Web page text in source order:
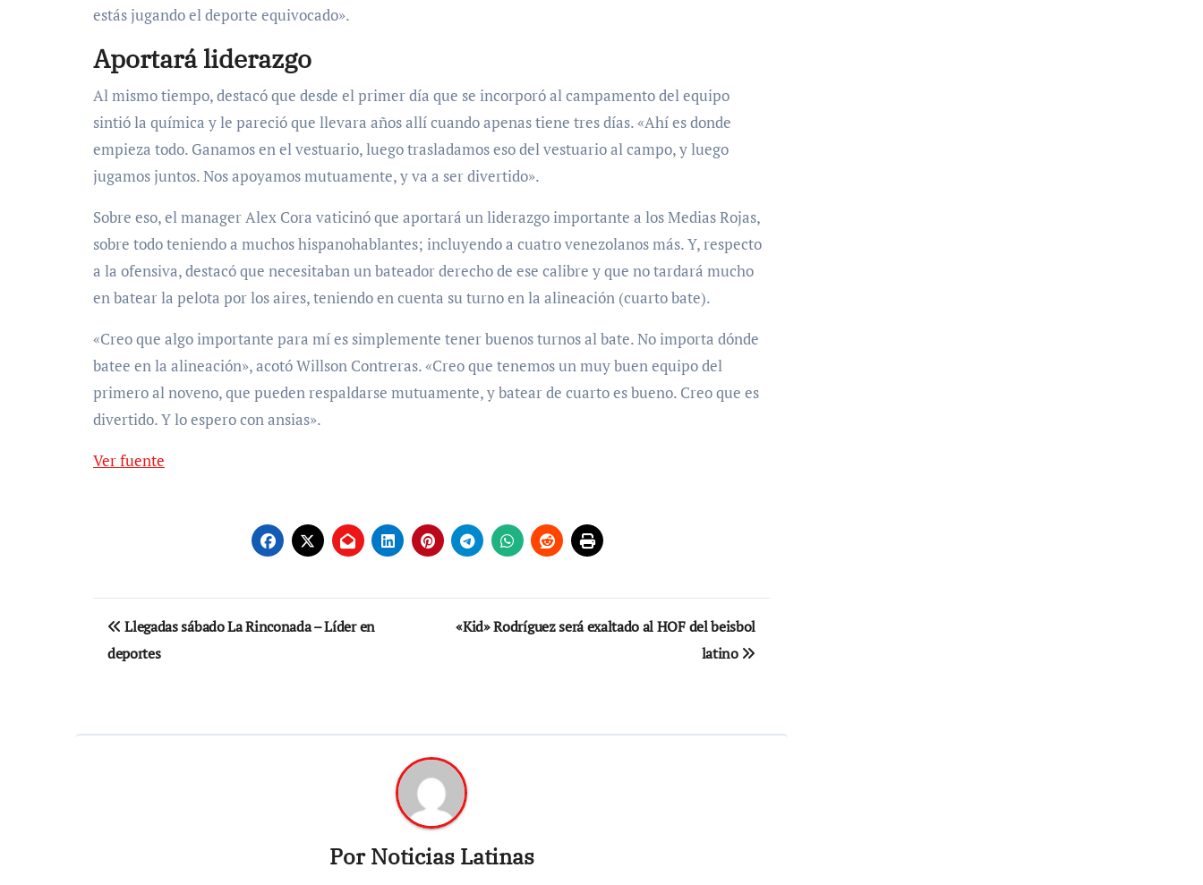
estás jugando el deporte equivocado».
Aportará liderazgo
Al mismo tiempo, destacó que desde el primer día que se incorporó al campamento del equipo
sintió la química y le pareció que llevara años allí cuando apenas tiene tres días. «Ahí es donde
empieza todo. Ganamos en el vestuario, luego trasladamos eso del vestuario al campo, y luego
jugamos juntos. Nos apoyamos mutuamente, y va a ser divertido».
Sobre eso, el manager Alex Cora vaticinó que aportará un liderazgo importante a los Medias Rojas,
sobre todo teniendo a muchos hispanohablantes; incluyendo a cuatro venezolanos más. Y, respecto
a la ofensiva, destacó que necesitaban un bateador derecho de ese calibre y que no tardará mucho
en batear la pelota por los aires, teniendo en cuenta su turno en la alineación (cuarto bate).
«Creo que algo importante para mí es simplemente tener buenos turnos al bate. No importa dónde
batee en la alineación», acotó Willson Contreras. «Creo que tenemos un muy buen equipo del
primero al noveno, que pueden respaldarse mutuamente, y batear de cuarto es bueno. Creo que es
divertido. Y lo espero con ansias».
Ver fuente
Navegación
de
Llegadas sábado La Rinconada – Líder en
deportes
«Kid» Rodríguez será exaltado al HOF del beisbol
latino
PorNoticias Latinas